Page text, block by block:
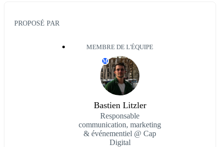
PROPOSÉ PAR
MEMBRE DE L'ÉQUIPE
M
Bastien Litzler
Responsable
communication, marketing
& événementiel @ Cap
Digital